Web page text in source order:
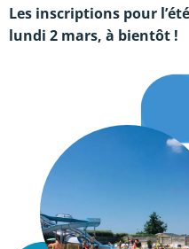
Les inscriptions pour
lundi 2 mars, à bientôt !